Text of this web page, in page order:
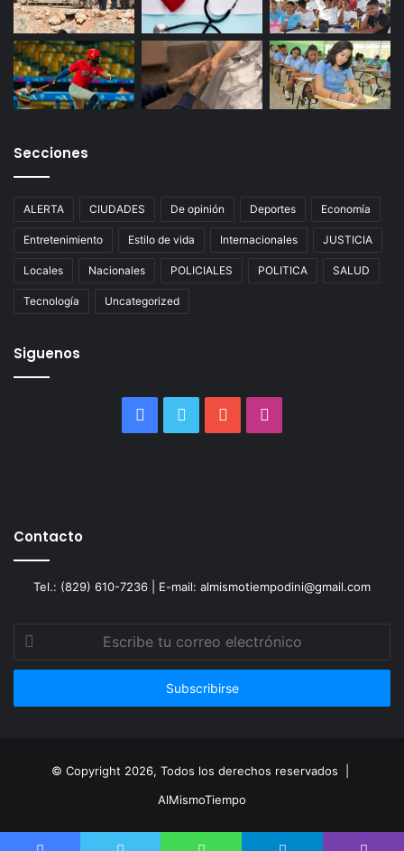
Secciones
ALERTA CIUDADES De opinión Deportes Economía
Entretenimiento Estilo de vida Internacionales JUSTICIA
Locales Nacionales POLICIALES POLITICA SALUD
Tecnología Uncategorized
Siguenos
Facebook
Twitter YouTube
Contacto
Tel.: (829) 610-7236 | E-mail: almismotiempodini@gmail.com
correo
© Copyright 2026, Todos los derechos reservados |
AlMismoTiempo